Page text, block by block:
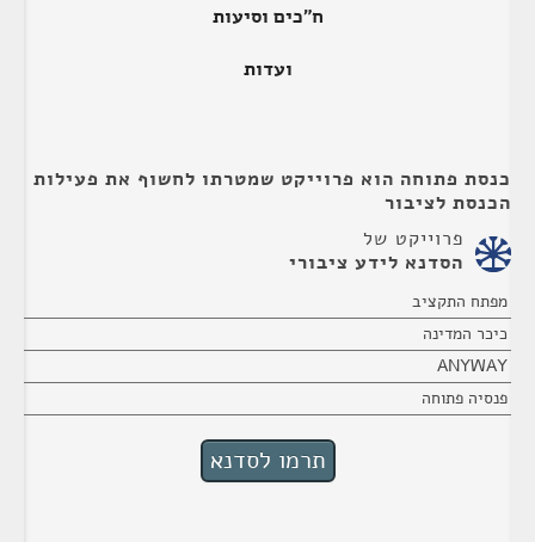
ח"כים וסיעות
ועדות
כנסת פתוחה הוא פרוייקט שמטרתו לחשוף את פעילות
הכנסת לציבור
פרוייקט של
הסדנא לידע ציבורי
מפתח התקציב
כיכר המדינה
ANYWAY
פנסיה פתוחה